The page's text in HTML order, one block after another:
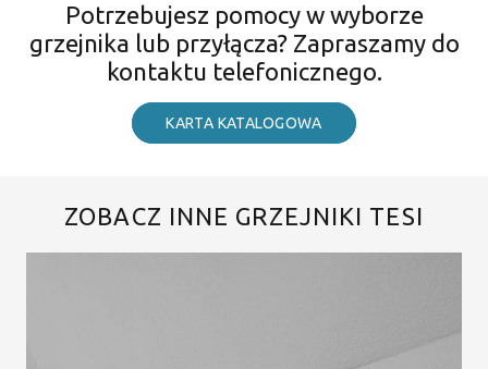
Potrzebujesz pomocy w wyborze
grzejnika lub przyłącza? Zapraszamy do
kontaktu telefonicznego.
KARTA KATALOGOWA
ZOBACZ INNE GRZEJNIKI TESI